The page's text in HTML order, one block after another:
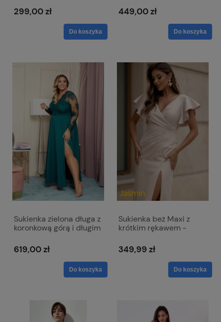
299,00 zł
Do koszyka
kopertowym dekoltem
449,00 zł
Do koszyka
Sukienka zielona długa z
koronkową górą i długim
619,00 zł
Do koszyka
Sukienka beż Maxi z
krótkim rękawem -
349,99 zł
Do koszyka